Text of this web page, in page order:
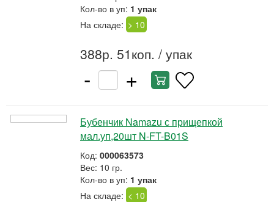
Кол-во в уп: 1 упак
На складе: > 10
388р. 51коп. / упак
- +
Бубенчик Namazu с прищепкой
мал.уп,20шт N-FT-B01S
Код: 000063573
Вес: 10 гр.
Кол-во в уп: 1 упак
На складе: < 10